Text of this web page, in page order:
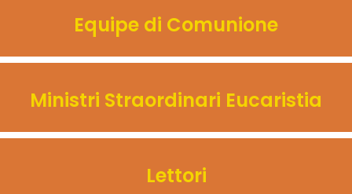
Equipe di Comunione
Ministri Straordinari Eucaristia
Lettori